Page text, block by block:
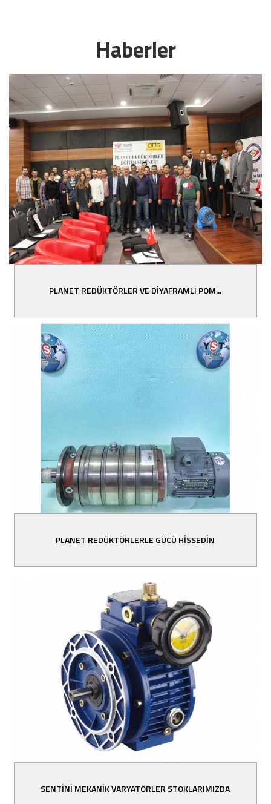
Haberler
PLANET REDÜKTÖRLER VE DİYAFRAMLI POM...
PLANET REDÜKTÖRLERLE GÜCÜ HİSSEDİN
SENTİNİ MEKANİK VARYATÖRLER STOKLARIMIZDA